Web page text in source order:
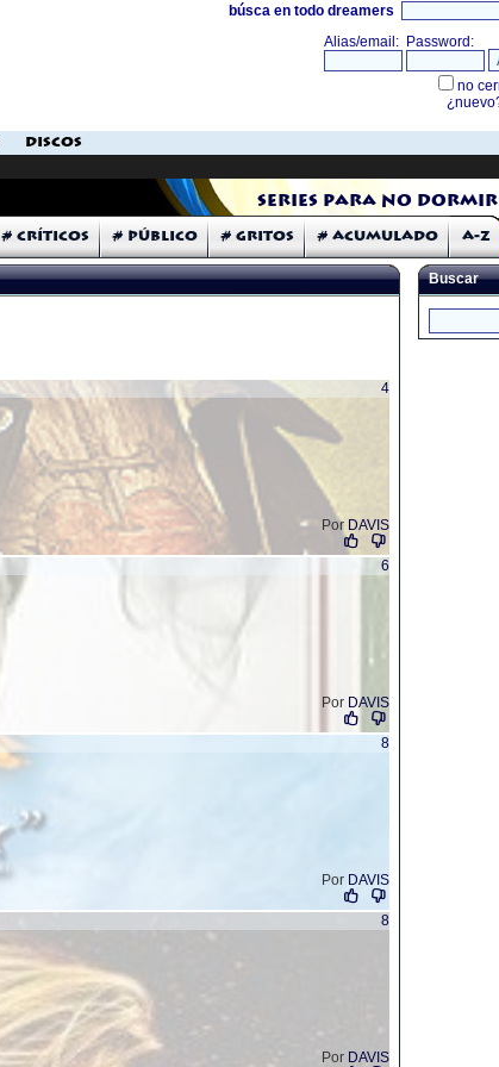
búsca en todo dreamers
DISCOS
Series para no dormir
# Críticos # Público # Gritos # Acumulado A-Z
4
Por DAVIS
6
Por DAVIS
8
Por DAVIS
8
Por DAVIS
Buscar